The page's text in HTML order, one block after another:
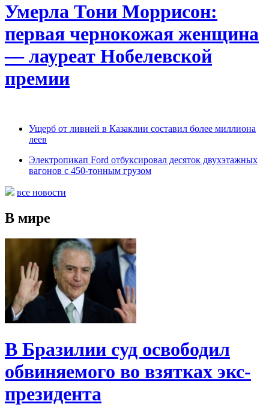
Умерла Тони Моррисон:
первая чернокожая женщина
— лауреат Нобелевской
премии
Ущерб от ливней в Казаклии составил более миллиона
леев
Электропикап Ford отбуксировал десяток двухэтажных
вагонов с 450-тонным грузом
все новости
В мире
В Бразилии суд освободил
обвиняемого во взятках экс-
президента